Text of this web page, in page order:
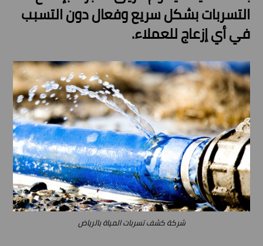
التسربات بشكل سريع وفعال دون التسبب
في أي إزعاج للعملاء.
شركة كشف تسربات المياة بالرياض